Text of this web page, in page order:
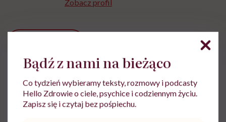
Zobacz profil
Powiązane tematy:
Medycyna
Bądź z nami na bieżąco
Co tydzień wybieramy teksty, rozmowy i podcasty
Hello Zdrowie o ciele, psychice i codziennym życiu.
Zapisz się i czytaj bez pośpiechu.